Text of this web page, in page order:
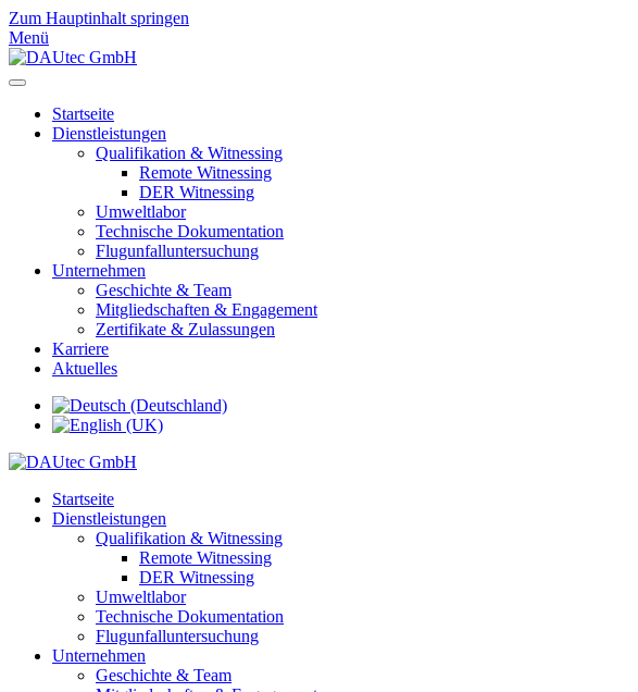
Zum Hauptinhalt springen
Menü
Startseite
Dienstleistungen
Qualifikation & Witnessing
Remote Witnessing
DER Witnessing
Umweltlabor
Technische Dokumentation
Flugunfalluntersuchung
Unternehmen
Geschichte & Team
Mitgliedschaften & Engagement
Zertifikate & Zulassungen
Karriere
Aktuelles
Startseite
Dienstleistungen
Qualifikation & Witnessing
Remote Witnessing
DER Witnessing
Umweltlabor
Technische Dokumentation
Flugunfalluntersuchung
Unternehmen
Geschichte & Team